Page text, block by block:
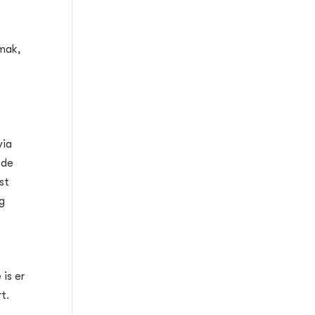
is er